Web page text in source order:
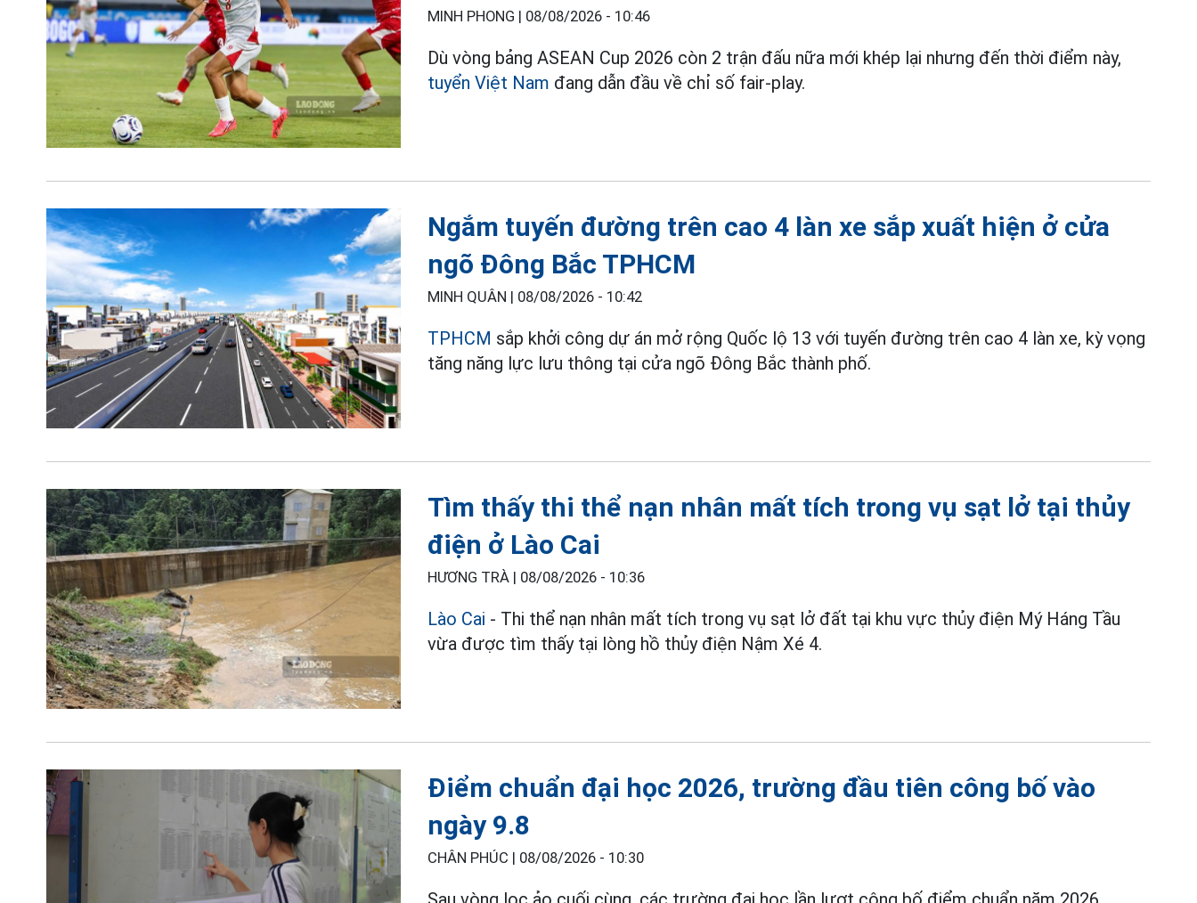
MINH PHONG | 08/08/2026 - 10:46
Dù vòng bảng ASEAN Cup 2026 còn 2 trận đấu nữa mới khép lại nhưng đến thời điểm này,
tuyển Việt Nam đang dẫn đầu về chỉ số fair-play.
Ngắm tuyến đường trên cao 4 làn xe sắp xuất hiện ở cửa
ngõ Đông Bắc TPHCM
MINH QUÂN | 08/08/2026 - 10:42
TPHCM sắp khởi công dự án mở rộng Quốc lộ 13 với tuyến đường trên cao 4 làn xe, kỳ vọng
tăng năng lực lưu thông tại cửa ngõ Đông Bắc thành phố.
Tìm thấy thi thể nạn nhân mất tích trong vụ sạt lở tại thủy
điện ở Lào Cai
HƯƠNG TRÀ | 08/08/2026 - 10:36
Lào Cai - Thi thể nạn nhân mất tích trong vụ sạt lở đất tại khu vực thủy điện Mý Háng Tầu
vừa được tìm thấy tại lòng hồ thủy điện Nậm Xé 4.
Điểm chuẩn đại học 2026, trường đầu tiên công bố vào
ngày 9.8
CHÂN PHÚC | 08/08/2026 - 10:30